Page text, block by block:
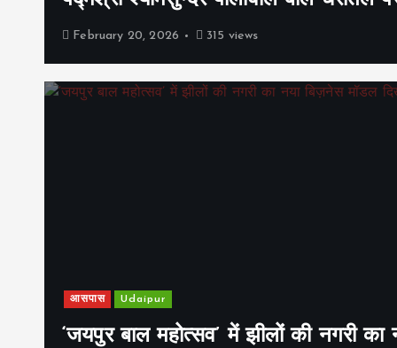
February 20, 2026 315 views
आसपास Udaipur
‘जयपुर बाल महोत्सव’ में झीलों की नगरी